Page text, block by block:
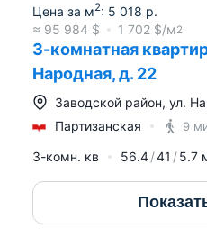
Цена за м2: 5 018 р.
≈ 95 984 $ 1 702 $/м2
3-комнатная
Народная, д. 22
Заводской район, ул.
Партизанская
9
3-комн. кв 56.4 41 5.7